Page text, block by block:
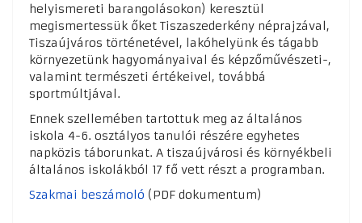
helyismereti barangolásokon) keresztül
megismertessük őket Tiszaszederkény néprajzával,
Tiszaújváros történetével, lakóhelyünk és tágabb
környezetünk hagyományaival és képzőművészeti-,
valamint természeti értékeivel, továbbá
sportmúltjával.
Ennek szellemében tartottuk meg az általános
iskola 4-6. osztályos tanulói részére egyhetes
napközis táborunkat. A tiszaújvárosi és környékbeli
általános iskolákból 17 fő vett részt a programban.
Szakmai beszámoló (PDF dokumentum)